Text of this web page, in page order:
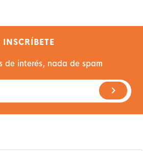
INSCRÍBETE
de interés, nada de spam